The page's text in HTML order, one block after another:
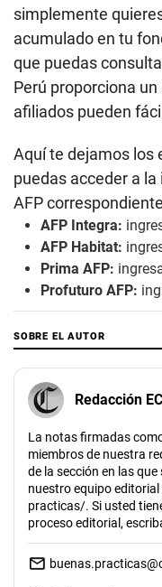
simplemente
acumulado en tu
que puedas
Perú proporciona
afiliados pueden
Aquí te dejamos los
puedas acceder a
AFP
AFP Integra:
AFP Habitat:
Prima AFP:
Profuturo AFP:
SOBRE EL AUTOR
Redacción EC
La notas firmadas
miembros de nuestra
de la sección en las
nuestro equipo
practicas/. Si usted
proceso editorial,